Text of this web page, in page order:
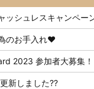
ッシュレスキャンペー
のお手入れ❤️
2023 参加者大募集！
新しました??